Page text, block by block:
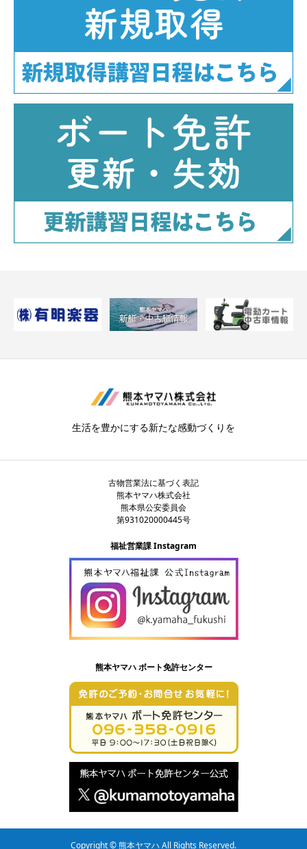
生活を豊かにする新たな感動づくりを
古物営業法に基づく表記
熊本ヤマハ株式会社
熊本県公安委員会
第931020000445号
福祉営業課 Instagram
熊本ヤマハ ボート免許センター
Copyright © 熊本ヤマハ All Rights Reserved.